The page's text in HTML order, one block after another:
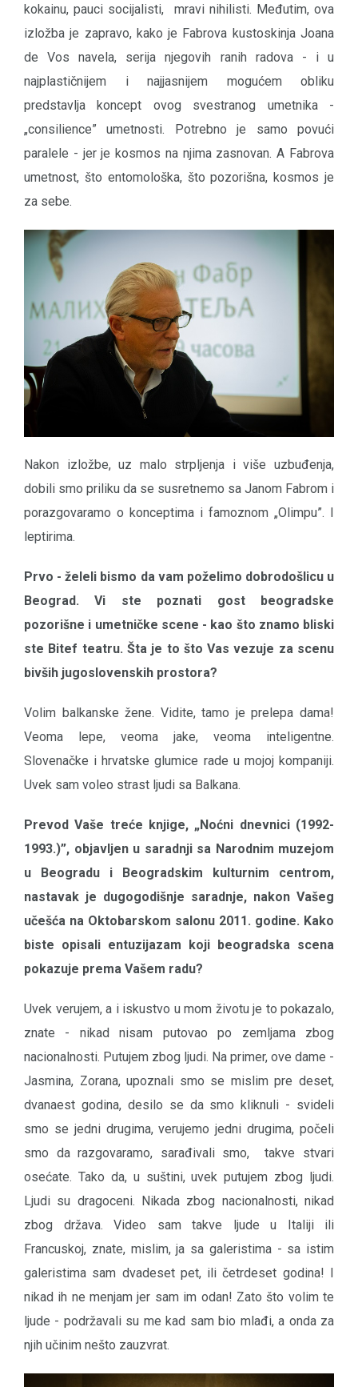
kokainu, pauci socijalisti, mravi nihilisti. Međutim, ova
izložba je zapravo, kako je Fabrova kustoskinja Joana
de Vos navela, serija njegovih ranih radova - i u
najplastičnijem i najjasnijem mogućem obliku
predstavlja koncept ovog svestranog umetnika -
„consilience” umetnosti. Potrebno je samo povući
paralele - jer je kosmos na njima zasnovan. A Fabrova
umetnost, što entomološka, što pozorišna, kosmos je
za sebe.
Nakon izložbe, uz malo strpljenja i više uzbuđenja,
dobili smo priliku da se susretnemo sa Janom Fabrom i
porazgovaramo o konceptima i famoznom „Olimpu”. I
leptirima.
Prvo - želeli bismo da vam poželimo dobrodošlicu u
Beograd. Vi ste poznati gost beogradske
pozorišne i umetničke scene - kao što znamo bliski
ste Bitef teatru. Šta je to što Vas vezuje za scenu
bivših jugoslovenskih prostora?
Volim balkanske žene. Vidite, tamo je prelepa dama!
Veoma lepe, veoma jake, veoma inteligentne.
Slovenačke i hrvatske glumice rade u mojoj kompaniji.
Uvek sam voleo strast ljudi sa Balkana.
Prevod Vaše treće knjige, „Noćni dnevnici (1992-
1993.)”, objavljen u saradnji sa Narodnim muzejom
u Beogradu i Beogradskim kulturnim centrom,
nastavak je dugogodišnje saradnje, nakon Vašeg
učešća na Oktobarskom salonu 2011. godine. Kako
biste opisali entuzijazam koji beogradska scena
pokazuje prema Vašem radu?
Uvek verujem, a i iskustvo u mom životu je to pokazalo,
znate - nikad nisam putovao po zemljama zbog
nacionalnosti. Putujem zbog ljudi. Na primer, ove dame -
Jasmina, Zorana, upoznali smo se mislim pre deset,
dvanaest godina, desilo se da smo kliknuli - svideli
smo se jedni drugima, verujemo jedni drugima, počeli
smo da razgovaramo, sarađivali smo, takve stvari
osećate. Tako da, u suštini, uvek putujem zbog ljudi.
Ljudi su dragoceni. Nikada zbog nacionalnosti, nikad
zbog država. Video sam takve ljude u Italiji ili
Francuskoj, znate, mislim, ja sa galeristima - sa istim
galeristima sam dvadeset pet, ili četrdeset godina! I
nikad ih ne menjam jer sam im odan! Zato što volim te
ljude - podržavali su me kad sam bio mlađi, a onda za
njih učinim nešto zauzvrat.